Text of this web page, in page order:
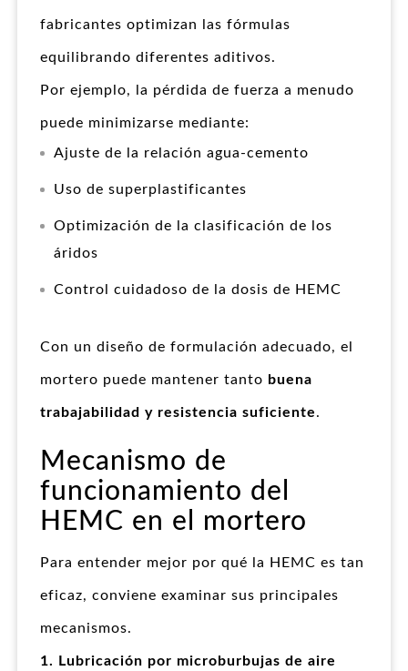
fabricantes optimizan las fórmulas
equilibrando diferentes aditivos.
Por ejemplo, la pérdida de fuerza a menudo
puede minimizarse mediante:
Ajuste de la relación agua-cemento
Uso de superplastificantes
Optimización de la clasificación de los
áridos
Control cuidadoso de la dosis de HEMC
Con un diseño de formulación adecuado, el
mortero puede mantener tanto buena
trabajabilidad y resistencia suficiente.
Mecanismo de
funcionamiento del
HEMC en el mortero
Para entender mejor por qué la HEMC es tan
eficaz, conviene examinar sus principales
mecanismos.
1. Lubricación por microburbujas de aire